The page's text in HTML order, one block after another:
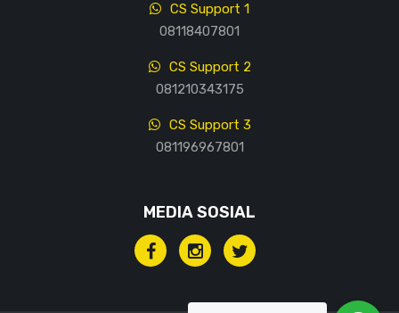
CS Support 1
08118407801
CS Support 2
081210343175
CS Support 3
081196967801
MEDIA SOSIAL